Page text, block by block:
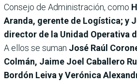
Consejo de Administración, como
Aranda, gerente de Logística; y
director de la Unidad Operativa
A ellos se suman José Raúl
Colmán, Jaime Joel Caballero
Bordón Leiva y Verónica